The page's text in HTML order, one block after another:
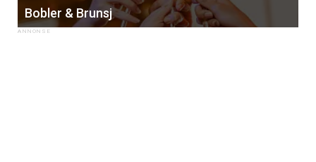
Bobler & Brunsj